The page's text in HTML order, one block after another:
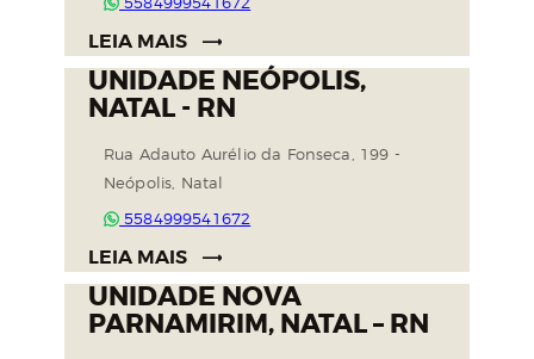
LEIA MAIS
UNIDADE NEÓPOLIS,
NATAL - RN
Rua Adauto Aurélio da Fonseca, 199 -
Neópolis, Natal
5584999541672
LEIA MAIS
UNIDADE NOVA
PARNAMIRIM, NATAL – RN